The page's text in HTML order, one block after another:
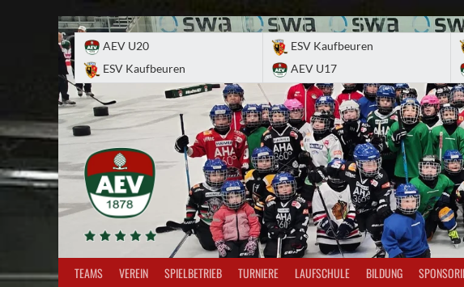
AEV U20
ESV Kaufbeuren
ESV Kaufbeuren
AEV U17
TEAMS VEREIN SPIELBETRIEB TURNIERE LAUFSCHULE BILDUNG